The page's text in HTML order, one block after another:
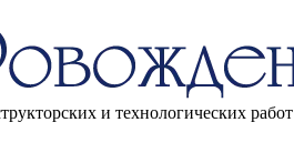
и технологических работ